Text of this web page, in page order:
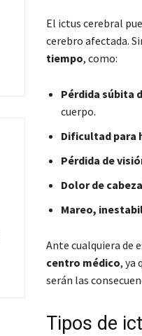
El ictus cerebral
cerebro afectada.
tiempo, como:
Pérdida súbita
cuerpo.
Dificultad para
Pérdida de
Dolor de
Mareo,
Ante cualquiera de
centro médico, ya
serán las
Tipos de